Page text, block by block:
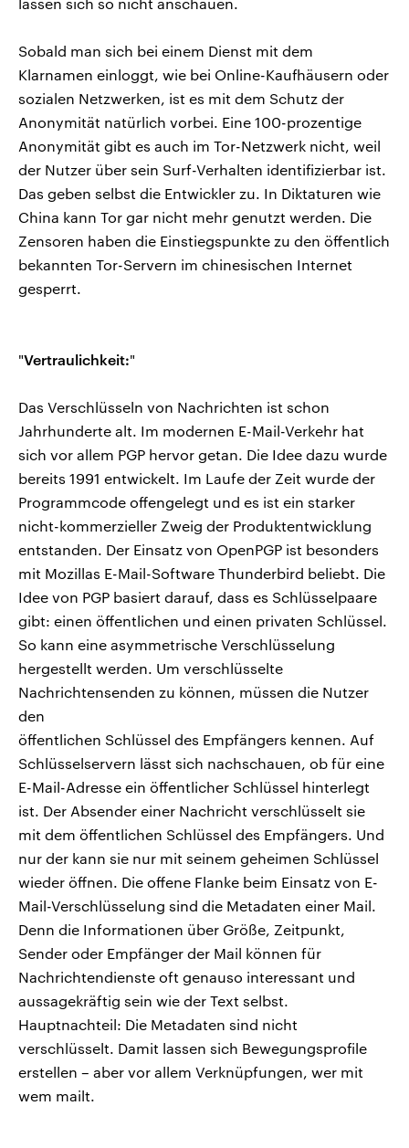
Sobald man sich bei einem Dienst mit dem
Klarnamen einloggt, wie bei Online-Kaufhäusern oder
sozialen Netzwerken, ist es mit dem Schutz der
Anonymität natürlich vorbei. Eine 100-prozentige
Anonymität gibt es auch im Tor-Netzwerk nicht, weil
der Nutzer über sein Surf-Verhalten identifizierbar ist.
Das geben selbst die Entwickler zu. In Diktaturen wie
China kann Tor gar nicht mehr genutzt werden. Die
Zensoren haben die Einstiegspunkte zu den öffentlich
bekannten Tor-Servern im chinesischen Internet
gesperrt.
"Vertraulichkeit:"
Das Verschlüsseln von Nachrichten ist schon
Jahrhunderte alt. Im modernen E-Mail-Verkehr hat
sich vor allem PGP hervor getan. Die Idee dazu wurde
bereits 1991 entwickelt. Im Laufe der Zeit wurde der
Programmcode offengelegt und es ist ein starker
nicht-kommerzieller Zweig der Produktentwicklung
entstanden. Der Einsatz von OpenPGP ist besonders
mit Mozillas E-Mail-Software Thunderbird beliebt. Die
Idee von PGP basiert darauf, dass es Schlüsselpaare
gibt: einen öffentlichen und einen privaten Schlüssel.
So kann eine asymmetrische Verschlüsselung
hergestellt werden. Um verschlüsselte
Nachrichtensenden zu können, müssen die Nutzer
den
öffentlichen Schlüssel des Empfängers kennen. Auf
Schlüsselservern lässt sich nachschauen, ob für eine
E-Mail-Adresse ein öffentlicher Schlüssel hinterlegt
ist. Der Absender einer Nachricht verschlüsselt sie
mit dem öffentlichen Schlüssel des Empfängers. Und
nur der kann sie nur mit seinem geheimen Schlüssel
wieder öffnen. Die offene Flanke beim Einsatz von E-
Mail-Verschlüsselung sind die Metadaten einer Mail.
Denn die Informationen über Größe, Zeitpunkt,
Sender oder Empfänger der Mail können für
Nachrichtendienste oft genauso interessant und
aussagekräftig sein wie der Text selbst.
Hauptnachteil: Die Metadaten sind nicht
verschlüsselt. Damit lassen sich Bewegungsprofile
erstellen – aber vor allem Verknüpfungen, wer mit
wem mailt.